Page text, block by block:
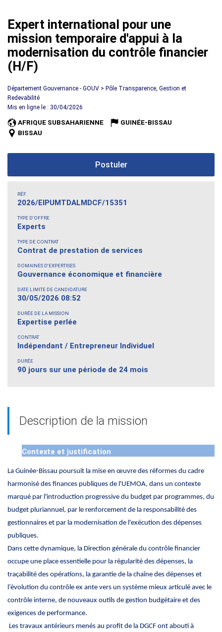
Expert international pour une
mission temporaire d'appui à la
modernisation du contrôle financier
(H/F)
Département Gouvernance - GOUV > Pôle Transparence, Gestion et
Redevabilité
Mis en ligne le : 30/04/2026
AFRIQUE SUBSAHARIENNE
GUINÉE-BISSAU
BISSAU
Postuler
RÉF.
2026/EIPUMTDALMDCF/15351
TYPE D'OFFRE
Experts
TYPE DE CONTRAT
Contrat de prestation de services
DOMAINES D'EXPERTISES
Gouvernance économique et financière
DATE LIMITE DE CANDIDATURE
30/05/2026 08:52
DURÉE DE LA MISSION
Expertise perlée
CONTRAT
Indépendant / Entrepreneur Individuel
DURÉE
90 jours sur une période de 24 mois
Description de la mission
Contexte et justification
La Guinée-Bissau poursuit la mise en œuvre des réformes du cadre
harmonisé des finances publiques de l'UEMOA, dans un contexte
marqué par l'introduction progressive du budget par programmes, du
budget pluriannuel, par le renforcement de la responsabilité des
gestionnaires et par la modernisation de l'exécution des dépenses
publiques.
Dans cette dynamique, la Direction générale du contrôle financier
occupe une place essentielle pour la régularité des dépenses, la
traçabilité des opérations, la garantie de la chaîne des dépenses et
l’évolution du contrôle ex ante vers un système mieux articulé avec le
contrôle interne, de nouveaux outils de gestion budgétaire et des
exigences de performance.
Les travaux antérieurs menés au profit de la DGCF ont abouti à